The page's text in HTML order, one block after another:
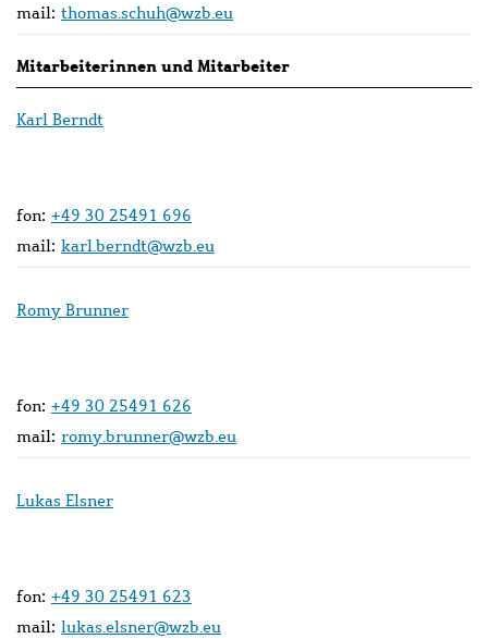
mail: thomas.schuh@wzb.eu
Mitarbeiterinnen und Mitarbeiter
Karl Berndt
fon: +49 30 25491 696
mail: karl.berndt@wzb.eu
Romy Brunner
fon: +49 30 25491 626
mail: romy.brunner@wzb.eu
Lukas Elsner
fon: +49 30 25491 623
mail: lukas.elsner@wzb.eu